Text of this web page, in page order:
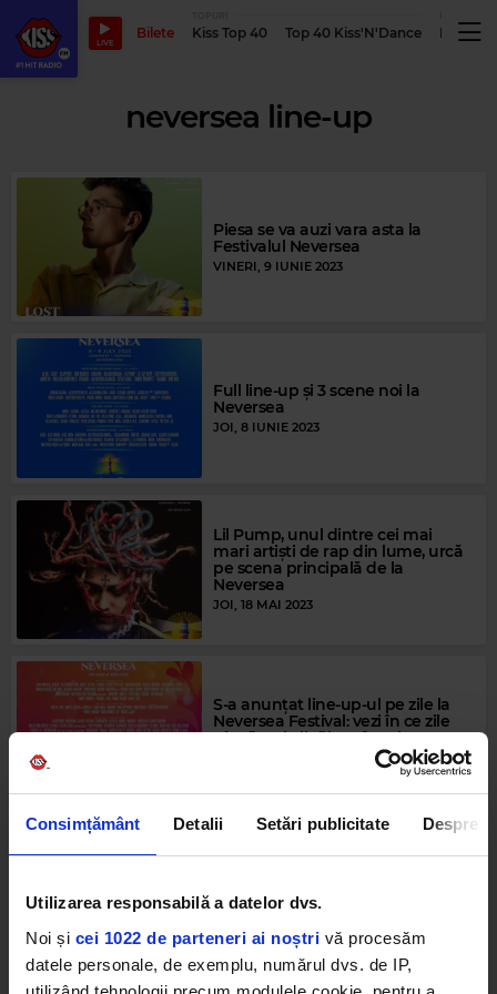
Consimțământ Detalii Setări publicitate Despre
Utilizarea responsabilă a datelor dvs.
Noi și cei 1022 de parteneri ai noștri vă procesăm
datele personale, de exemplu, numărul dvs. de IP,
LIVE
Bilete Kiss Top 40 Top 40 Kiss'N'Dance
neversea line-up
Piesa se va auzi vara asta la
Festivalul Neversea
VINERI, 9 IUNIE 2023
Full line-up și 3 scene noi la
Neversea
JOI, 8 IUNIE 2023
Lil Pump, unul dintre cei mai
mari artiști de rap din lume, urcă
pe scena principală de la
Neversea
JOI, 18 MAI 2023
S-a anunțat line-up-ul pe zile la
Neversea Festival: vezi în ce zile
cântă artiștii tăi preferați
în această vară la Neversea